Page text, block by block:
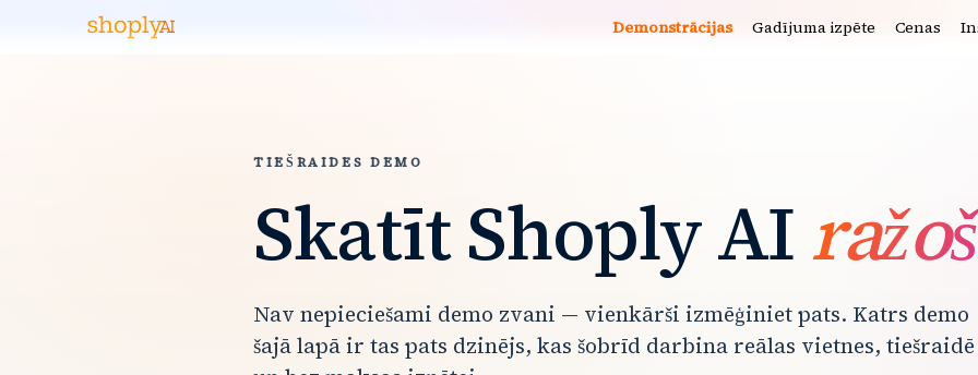
Demonstrācijas Gadījuma izpēte Cenas
TIEŠRAIDES DEMO
Skatīt Shoply AI
Nav nepieciešami demo zvani — vienkārši izmēģiniet pats. Katrs demo
šajā lapā ir tas pats dzinējs, kas šobrīd darbina reālas vietnes, tiešraidē